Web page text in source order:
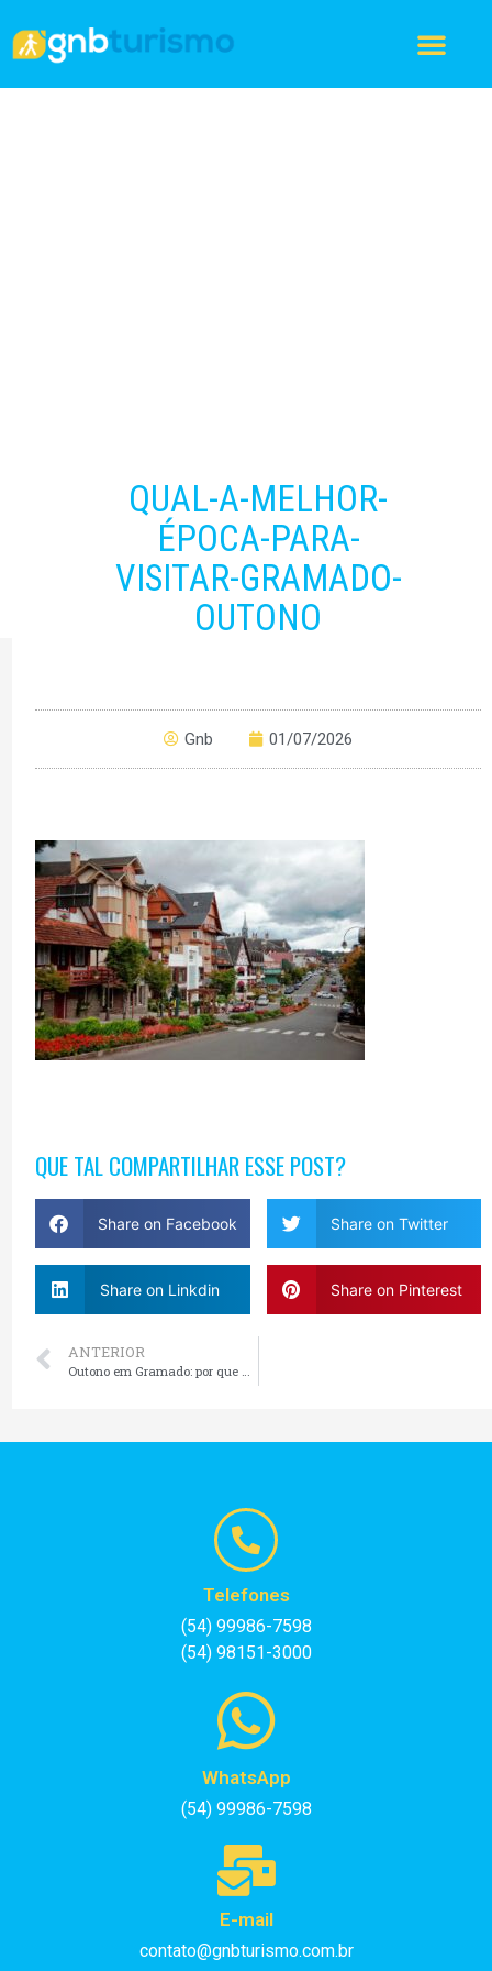
QUAL-A-MELHOR-
ÉPOCA-PARA-
VISITAR-GRAMADO-
OUTONO
Gnb 01/07/2026
QUE TAL COMPARTILHAR ESSE POST?
Share on Facebook Share on Twitter
Share on Linkdin Share on Pinterest
ANTERIOR
Outono em Gramado: por que abril é um dos melhores meses para visitar a Serra Gaúcha
Telefones
(54) 99986-7598
(54) 98151-3000
WhatsApp
(54) 99986-7598
E-mail
contato@gnbturismo.com.br